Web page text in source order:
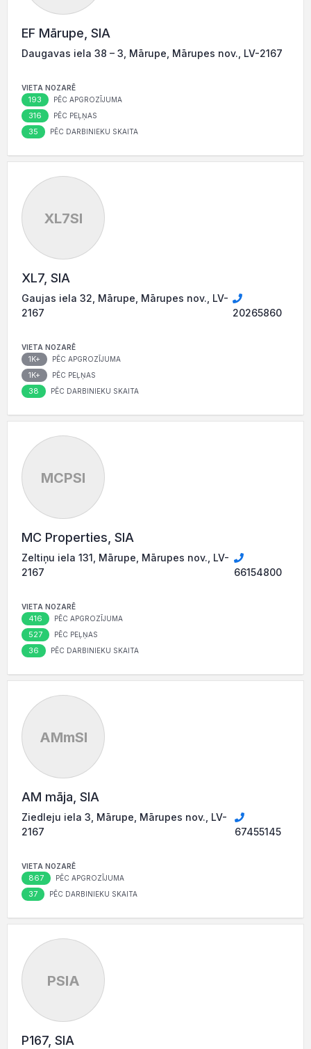
EF Mārupe, SIA
Daugavas iela 38 – 3, Mārupe, Mārupes nov., LV-2167
VIETA NOZARĒ
193 PĒC APGROZĪJUMA
316 PĒC PEĻŅAS
35 PĒC DARBINIEKU SKAITA
XL7SI
XL7, SIA
Gaujas iela 32, Mārupe, Mārupes nov., LV-
2167
20265860
VIETA NOZARĒ
1K+ PĒC APGROZĪJUMA
1K+ PĒC PEĻŅAS
38 PĒC DARBINIEKU SKAITA
MCPSI
MC Properties, SIA
Zeltiņu iela 131, Mārupe, Mārupes nov., LV-
2167
66154800
VIETA NOZARĒ
416 PĒC APGROZĪJUMA
527 PĒC PEĻŅAS
36 PĒC DARBINIEKU SKAITA
AMmSI
AM māja, SIA
Ziedleju iela 3, Mārupe, Mārupes nov., LV-
2167
67455145
VIETA NOZARĒ
867 PĒC APGROZĪJUMA
37 PĒC DARBINIEKU SKAITA
PSIA
P167, SIA